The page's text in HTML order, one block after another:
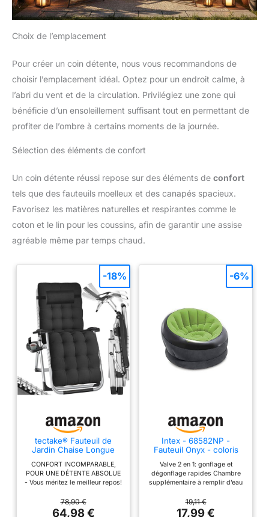
Choix de l’emplacement
Pour créer un coin détente, nous vous recommandons de
choisir l’emplacement idéal. Optez pour un endroit calme, à
l’abri du vent et de la circulation. Privilégiez une zone qui
bénéficie d’un ensoleillement suffisant tout en permettant de
profiter de l’ombre à certains moments de la journée.
Sélection des éléments de confort
Un coin détente réussi repose sur des éléments de confort
tels que des fauteuils moelleux et des canapés spacieux.
Favorisez les matières naturelles et respirantes comme le
coton et le lin pour les coussins, afin de garantir une assise
agréable même par temps chaud.
tectake® Fauteuil de
Jardin Chaise Longue
Rembourrage, Repose
Pieds, Accoudoirs,
Appuie-tête Amovible
Structure en Acier époxy,
Mobilier
CONFORT INCOMPARABLE,
POUR UNE DÉTENTE ABSOLUE
- Vous méritez le meilleur repos!
extérieur, découvrez le luxe
d’un appui-tête et d’un
78,90 €
64,98 €
-18%
Intex - 68582NP -
Fauteuil Onyx - coloris
Valve 2 en 1: gonflage et
dégonflage rapides Chambre
supplémentaire à remplir d’eau
renforcé pour usage en
extérieur Design moderne avec
19,11 €
17,99 €
-6%